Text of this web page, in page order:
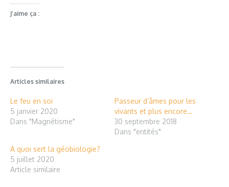
J’aime ça :
Articles similaires
Le feu en soi
5 janvier 2020
Dans "Magnétisme"
Passeur d’âmes pour les
vivants et plus encore…
30 septembre 2018
Dans "entités"
A quoi sert la géobiologie?
5 juillet 2020
Article similaire